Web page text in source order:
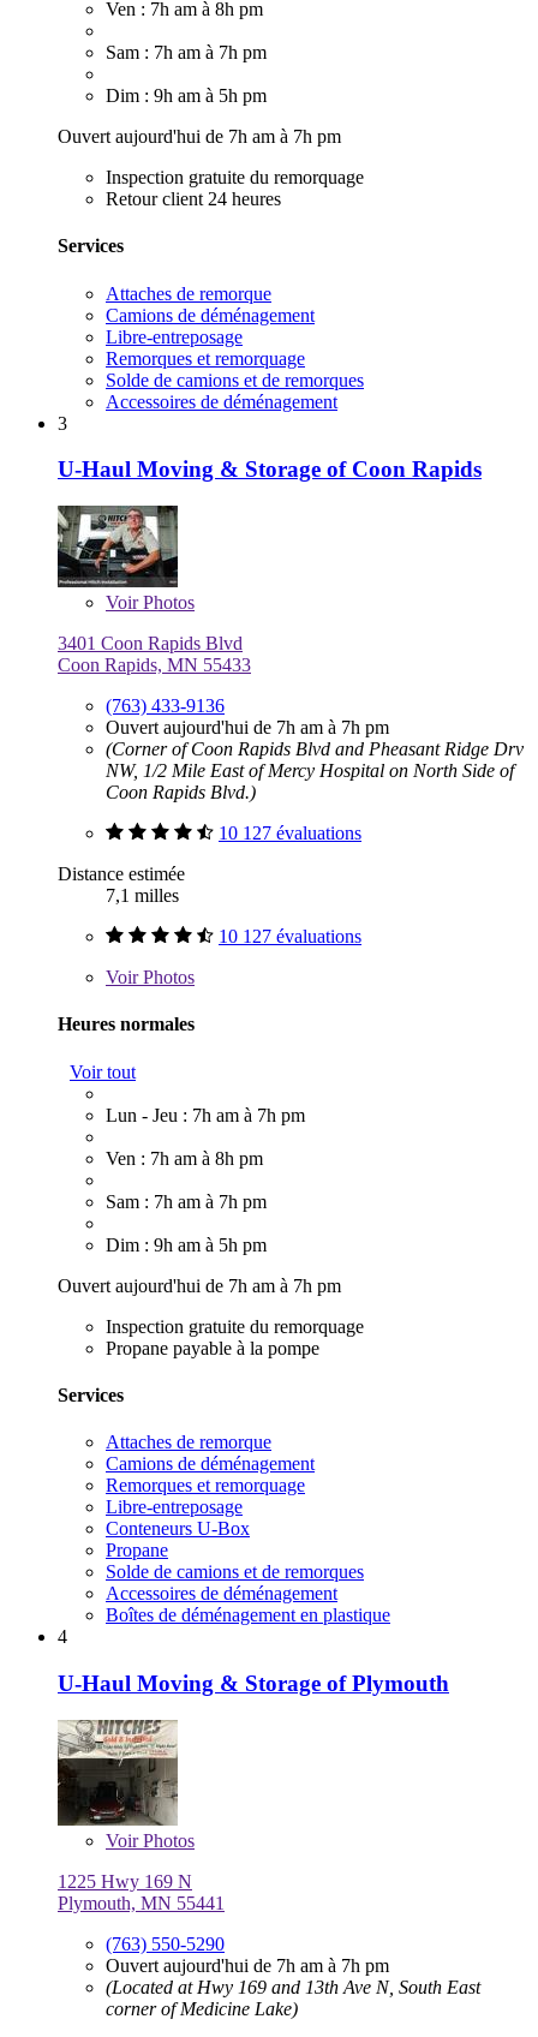
Ven : 7h am à 8h pm
Sam : 7h am à 7h pm
Dim : 9h am à 5h pm
Ouvert aujourd'hui de 7h am à 7h pm
Inspection gratuite du remorquage
Retour client 24 heures
Services
Attaches de remorque
Camions de déménagement
Libre-entreposage
Remorques et remorquage
Solde de camions et de remorques
Accessoires de déménagement
3
U-Haul Moving & Storage of Coon Rapids
VoirPhotos
3401 Coon Rapids Blvd
Coon Rapids, MN 55433
(763) 433-9136
Ouvert aujourd'hui de 7h am à 7h pm
(Corner of Coon Rapids Blvd and Pheasant Ridge Drv
NW, 1/2 Mile East of Mercy Hospital on North Side of
Coon Rapids Blvd.)
10 127 évaluations
Distance estimée
7,1 milles
10 127 évaluations
VoirPhotos
Heures normales
Voir tout
Lun - Jeu : 7h am à 7h pm
Ven : 7h am à 8h pm
Sam : 7h am à 7h pm
Dim : 9h am à 5h pm
Ouvert aujourd'hui de 7h am à 7h pm
Inspection gratuite du remorquage
Propane payable à la pompe
Services
Attaches de remorque
Camions de déménagement
Remorques et remorquage
Libre-entreposage
Conteneurs U-Box
Propane
Solde de camions et de remorques
Accessoires de déménagement
Boîtes de déménagement en plastique
4
U-Haul Moving & Storage of Plymouth
VoirPhotos
1225 Hwy 169 N
Plymouth, MN 55441
(763) 550-5290
Ouvert aujourd'hui de 7h am à 7h pm
(Located at Hwy 169 and 13th Ave N, South East
corner of Medicine Lake)